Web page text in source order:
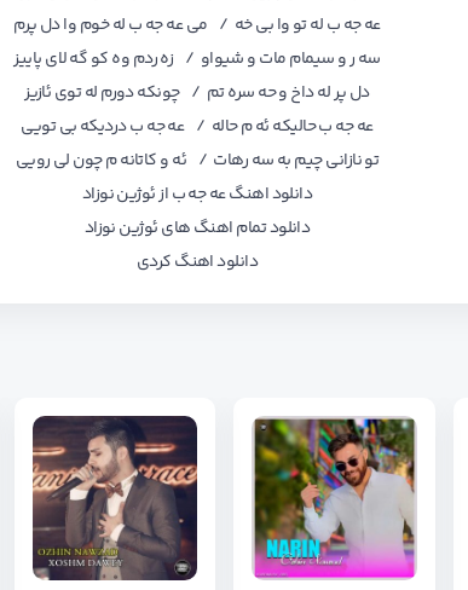
عه جه ب له تو وا بی خه / می عه جه ب له خوم وا دل پرم
سه ر و سیمام مات و شیواو / زه ردم وه کو گه لای پاییز
دل پر له داخ و حه سره تم / چونکه دورم له توی ئازیز
عه جه ب حالیکه ئه م حاله / عه جه ب دردیکه بی تویی
تو نازانی چیم به سه رهات / ئه و کاتانه م چون لی رویی
دانلود اهنگ عه جه ب از ئوژین نوزاد
دانلود تمام اهنگ های ئوژین نوزاد
دانلود اهنگ کردی